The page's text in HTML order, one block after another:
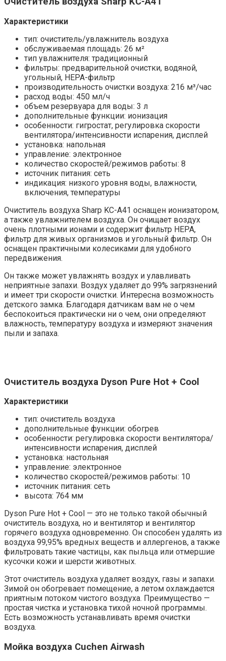
Характеристики
тип: очиститель/увлажнитель воздуха
обслуживаемая площадь: 26 м²
тип увлажнителя: традиционный
фильтры: предварительной очистки, водяной,
угольный, HEPA-фильтр
производительность очистки воздуха: 216 м³/час
расход воды: 450 мл/ч
объем резервуара для воды: 3 л
дополнительные функции: ионизация
особенности: гигростат, регулировка скорости
вентилятора/интенсивности испарения, дисплей
установка: напольная
управление: электронное
количество скоростей/режимов работы: 8
источник питания: сеть
индикация: низкого уровня воды, влажности,
включения, температуры
Очиститель воздуха Sharp KC-A41 оснащен ионизатором,
а также увлажнителем воздуха. Он очищает воздух
очень плотными ионами и содержит фильтр HEPA,
фильтр для живых организмов и угольный фильтр. Он
оснащен практичными колесиками для удобного
передвижения.
Он также может увлажнять воздух и улавливать
неприятные запахи. Воздух удаляет до 99% загрязнений
и имеет три скорости очистки. Интересна возможность
детского замка. Благодаря датчикам вам не о чем
беспокоиться практически ни о чем, они определяют
влажность, температуру воздуха и измеряют значения
пыли и запаха.
Очиститель воздуха Dyson Pure Hot + Cool
Характеристики
тип: очиститель воздуха
дополнительные функции: обогрев
особенности: регулировка скорости вентилятора/
интенсивности испарения, дисплей
установка: настольная
управление: электронное
количество скоростей/режимов работы: 10
источник питания: сеть
высота: 764 мм
Dyson Pure Hot + Cool — это не только такой обычный
очиститель воздуха, но и вентилятор и вентилятор
горячего воздуха одновременно. Он способен удалять из
воздуха 99,95% вредных веществ и аллергенов, а также
фильтровать такие частицы, как пыльца или отмершие
кусочки кожи и шерсти животных.
Этот очиститель воздуха удаляет воздух, газы и запахи.
Зимой он обогревает помещение, а летом охлаждается
приятным потоком чистого воздуха. Преимущество —
простая чистка и установка тихой ночной программы.
Есть возможность устанавливать время очистки
воздуха.
Мойка воздуха Cuchen Airwash